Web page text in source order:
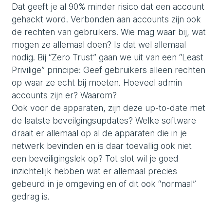
Dat geeft je al 90% minder risico dat een account
gehackt word. Verbonden aan accounts zijn ook
de rechten van gebruikers. Wie mag waar bij, wat
mogen ze allemaal doen? Is dat wel allemaal
nodig. Bij “Zero Trust” gaan we uit van een “Least
Privilige” principe: Geef gebruikers alleen rechten
op waar ze echt bij moeten. Hoeveel admin
accounts zijn er? Waarom?
Ook voor de apparaten, zijn deze up-to-date met
de laatste beveilgingsupdates? Welke software
draait er allemaal op al de apparaten die in je
netwerk bevinden en is daar toevallig ook niet
een beveiligingslek op? Tot slot wil je goed
inzichtelijk hebben wat er allemaal precies
gebeurd in je omgeving en of dit ook “normaal”
gedrag is.